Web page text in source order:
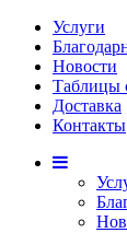
Услуги
Новости
Таблицы
Доставка
Контакты